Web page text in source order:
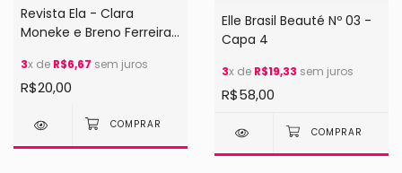
Revista Ela - Clara
Moneke e Breno Ferreira
3x de R$6,67 sem juros
R$20,00
Elle Brasil Beauté Nº 03 -
Capa 4
3x de R$19,33 sem juros
R$58,00